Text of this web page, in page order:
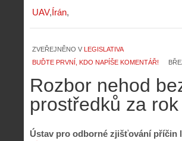
UAV Írán
ZVEŘEJNĚNO V LEGISLATIVA
BUĎTE PRVNÍ, KDO NAPÍŠE KOMENTÁŘ!
Rozbor nehod
prostředků za
Ústav pro odborné zjišťování příčin